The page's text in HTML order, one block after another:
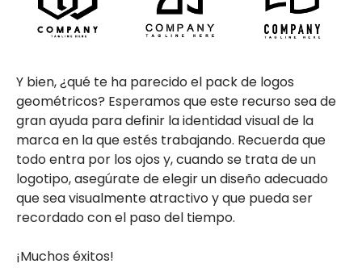
Y bien, ¿qué te ha parecido el pack de logos
geométricos? Esperamos que este recurso sea de
gran ayuda para definir la identidad visual de la
marca en la que estés trabajando. Recuerda que
todo entra por los ojos y, cuando se trata de un
logotipo, asegúrate de elegir un diseño adecuado
que sea visualmente atractivo y que pueda ser
recordado con el paso del tiempo.
¡Muchos éxitos!